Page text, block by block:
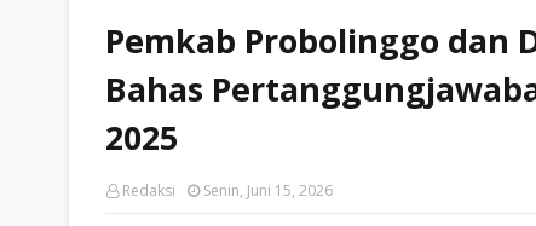
Pemkab Probolinggo dan
Bahas
2025
Redaksi Senin, Juni 15, 2026